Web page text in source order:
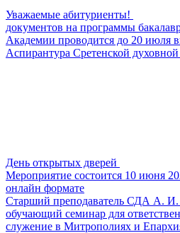
Уважаемые абитуриенты!
документов на программы
Академии проводится до 20 июля
Аспирантура Сретенской
День открытых дверей
Мероприятие состоится 10 июня
онлайн формате
Старший преподаватель СДА А. И.
обучающий семинар для
служение в Митрополиях и